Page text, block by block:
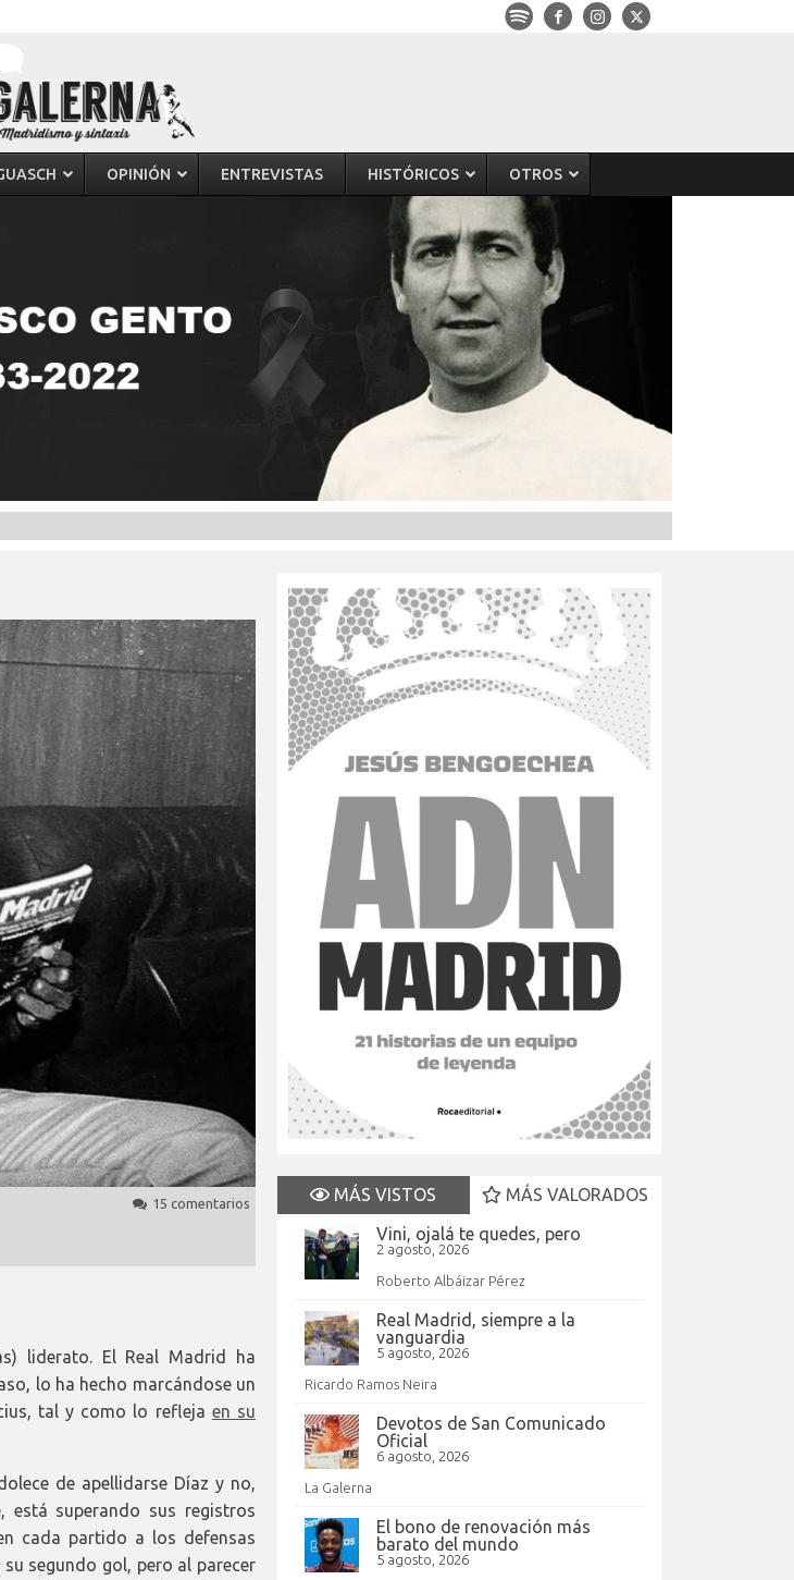
OPINIÓN ENTREVISTAS HISTÓRICOS OTROS
15 comentarios
liderato. El Real Madrid ha
lo ha hecho marcándose un
tal y como lo refleja en su
de apellidarse Díaz y no,
está superando sus registros
cada partido a los defensas
segundo gol, pero al parecer
MÁS VISTOS
MÁS VALORADOS
Vini, ojalá te quedes, pero
2 agosto, 2026
Roberto Albáizar Pérez
Real Madrid, siempre a la
vanguardia
5 agosto, 2026
Ricardo Ramos Neira
Devotos de San Comunicado
Oficial
6 agosto, 2026
La Galerna
El bono de renovación más
barato del mundo
5 agosto, 2026